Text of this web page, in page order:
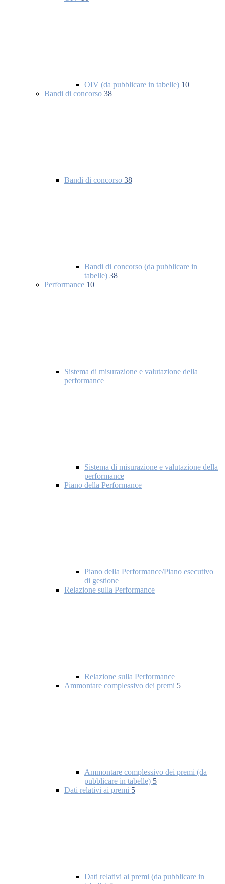
OIV (da pubblicare in tabelle) 10
Bandi di concorso 38
Bandi di concorso 38
Bandi di concorso (da pubblicare in
tabelle) 38
Performance 10
Sistema di misurazione e valutazione della
performance
Sistema di misurazione e valutazione della
performance
Piano della Performance
Piano della Performance/Piano esecutivo
di gestione
Relazione sulla Performance
Relazione sulla Performance
Ammontare complessivo dei premi 5
Ammontare complessivo dei premi (da
pubblicare in tabelle) 5
Dati relativi ai premi 5
Dati relativi ai premi (da pubblicare in